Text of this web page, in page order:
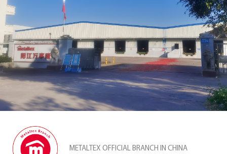
METALTEX OFFICIAL BRANCH IN CHINA